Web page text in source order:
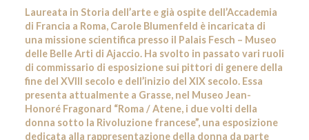
Laureata in Storia dell’arte e già ospite dell’Accademia
di Francia a Roma, Carole Blumenfeld è incaricata di
una missione scientifica presso il Palais Fesch – Museo
delle Belle Arti di Ajaccio. Ha svolto in passato vari ruoli
di commissario di esposizione sui pittori di genere della
fine del XVIII secolo e dell’inizio del XIX secolo. Essa
presenta attualmente a Grasse, nel Museo Jean-
Honoré Fragonard “Roma / Atene, i due volti della
donna sotto la Rivoluzione francese”, una esposizione
dedicata alla rappresentazione della donna da parte